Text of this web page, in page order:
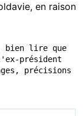
en raison
bien lire que
président
précisions